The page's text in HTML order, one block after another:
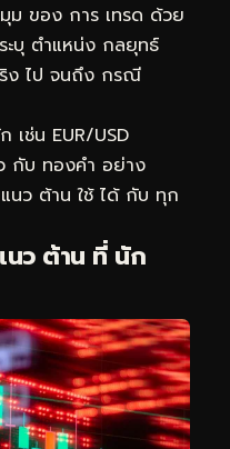
ของ การ เทรด ด้วย
บุ ตำแหน่ง กลยุทธ์
ง ไป จนถึง กรณี
เช่น EUR/USD
กับ ทองคำ อย่าง
นว ต้าน ใช้ ได้ กับ ทุก
นว ต้าน ที่ นัก